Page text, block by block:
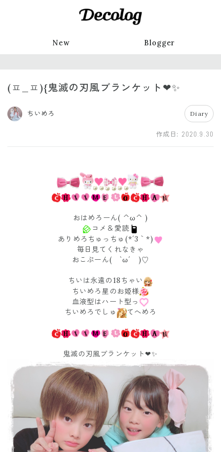
New Blogger
(ㅍ_ㅍ){鬼滅の刃風ブランケット❤✨
ちいめろ Diary
作成日: 2020.9.30
おはめろーん( ^ω^ )
コメ＆愛読
ありめろちゅっちゅ(*´3｀*)
毎日見てくれなきゃ
おこぷーん( `ω´ )♡
ちいは永遠の18ちゃい
ちいめろ星のお姫様
血液型はハート型っ
ちいめろでしゅ
てへめろ
鬼滅の刃風ブランケット❤✨